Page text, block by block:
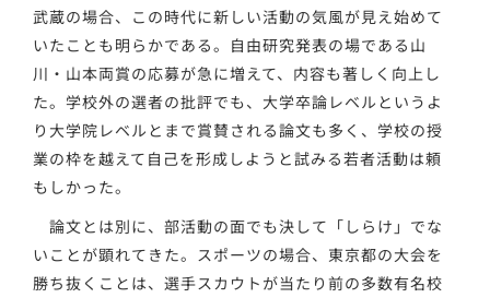
武蔵の場合、この時代に新しい活動の気風が見え始めて
いたことも明らかである。自由研究発表の場である山
川・山本両賞の応募が急に増えて、内容も著しく向上し
た。学校外の選者の批評でも、大学卒論レベルというよ
り大学院レベルとまで賞賛される論文も多く、学校の授
業の枠を越えて自己を形成しようと試みる若者活動は頼
もしかった。
論文とは別に、部活動の面でも決して「しらけ」でな
いことが顕れてきた。スポーツの場合、東京都の大会を
勝ち抜くことは、選手スカウトが当たり前の多数有名校